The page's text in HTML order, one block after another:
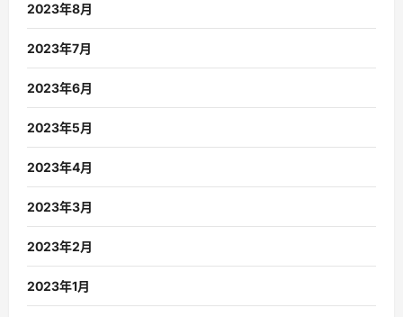
2023年8月
2023年7月
2023年6月
2023年5月
2023年4月
2023年3月
2023年2月
2023年1月